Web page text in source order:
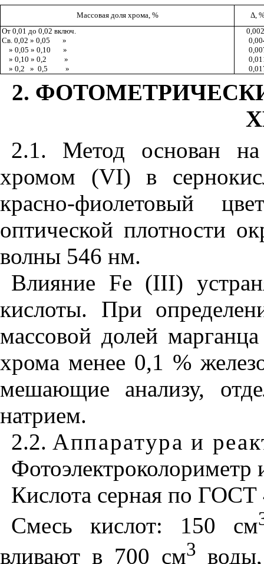
Массовая доля хрома, % Δ,
От 0,01 до 0,02 включ.
Св. 0,02 » 0,05 »
» 0,05 » 0,10 »
» 0,10 » 0,2 »
» 0,2
» 0,5 »
2.
2.1. Метод основан на
хромом (VI) в
красно-фиолетовый
оптической плотности
волны 546 нм.
Влияние Fe (III)
кислоты. При
массовой долей
хрома менее 0,1 %
мешающие анализу,
натрием.
2.2. Аппаратура и
Фотоэлектроколориметр
Кислота серная по ГОСТ
Смесь кислот: 150 см
вливают в 700 см3